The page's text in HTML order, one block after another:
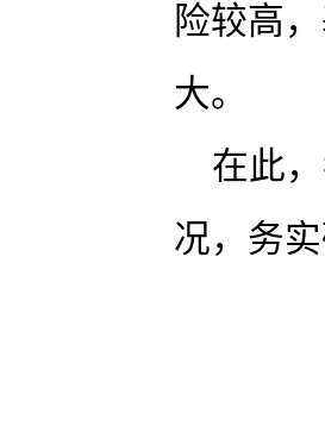
险较高
大。
在此
况，务